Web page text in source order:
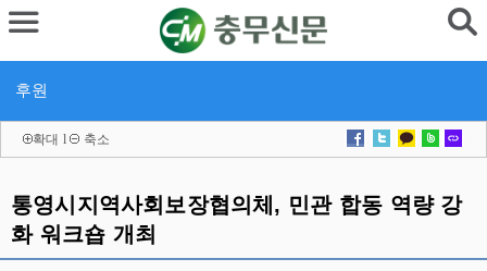
후원
확대 l 축소
통영시지역사회보장협의체, 민관 합동 역량 강
화 워크숍 개최